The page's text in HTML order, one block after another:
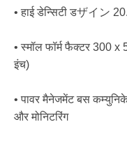
• हाई डेन्सिटी डザイン
• स्मॉल फॉर्म फैक्टर 300
इंच)
• पावर मैनेजमेंट बस
और मोनिटरिंग